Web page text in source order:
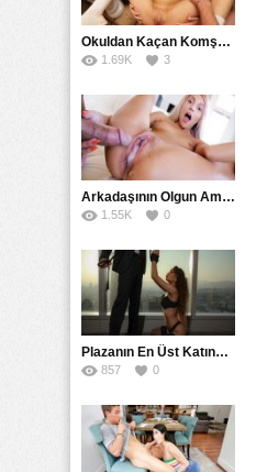
18+ Yaş,Amatör,Full HD Genç
Playboy ,Pornhub,Uzun Konulu
Okuldan Kaçan Komşu Kızını Bakire Sanıp Götten Sikti
1.69K 3
Arkadaşının Olgun Amcasına Siktirip İçine Boşalmasını İstedi
1.55K 0
Plazanın En Üst Katında Üst Seviye Köle Fantezisi Sikişi
857 0